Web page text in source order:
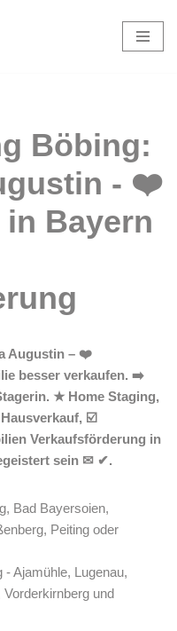
Augustin – ❤️
besser verkaufen. ➡️
★ Home Staging,
☑️
Verkaufsförderung in
sein ✉ ✔.